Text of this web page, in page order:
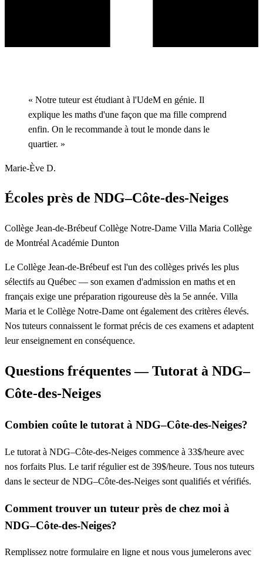
« Notre tuteur est étudiant à l'UdeM en génie. Il
explique les maths d'une façon que ma fille comprend
enfin. On le recommande à tout le monde dans le
quartier. »
Marie-Ève D.
Écoles près de NDG–Côte-des-Neiges
Collège Jean-de-BrébeufCollège Notre-Dame Villa Maria Collège
de Montréal Académie Dunton
Le Collège Jean-de-Brébeuf est l'un des collèges privés les plus
sélectifs au Québec — son examen d'admission en maths et en
français exige une préparation rigoureuse dès la 5e année. Villa
Maria et le Collège Notre-Dame ont également des critères élevés.
Nos tuteurs connaissent le format précis de ces examens et adaptent
leur enseignement en conséquence.
Questions fréquentes — Tutorat à NDG–
Côte-des-Neiges
Combien coûte le tutorat à NDG–Côte-des-Neiges?
Le tutorat à NDG–Côte-des-Neiges commence à 33$/heure avec
nos forfaits Plus. Le tarif régulier est de 39$/heure. Tous nos tuteurs
dans le secteur de NDG–Côte-des-Neiges sont qualifiés et vérifiés.
Comment trouver un tuteur près de chez moi à
NDG–Côte-des-Neiges?
Remplissez notre formulaire en ligne et nous vous jumelerons avec